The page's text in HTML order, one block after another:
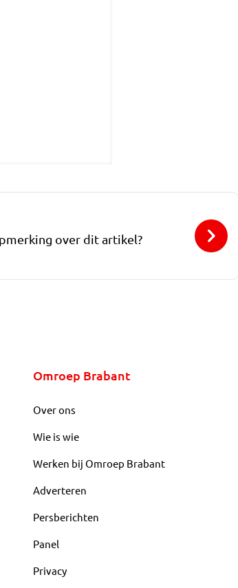
over dit artikel?
Omroep Brabant
Over ons
Wie is wie
Werken bij Omroep Brabant
Adverteren
Persberichten
Panel
Privacy